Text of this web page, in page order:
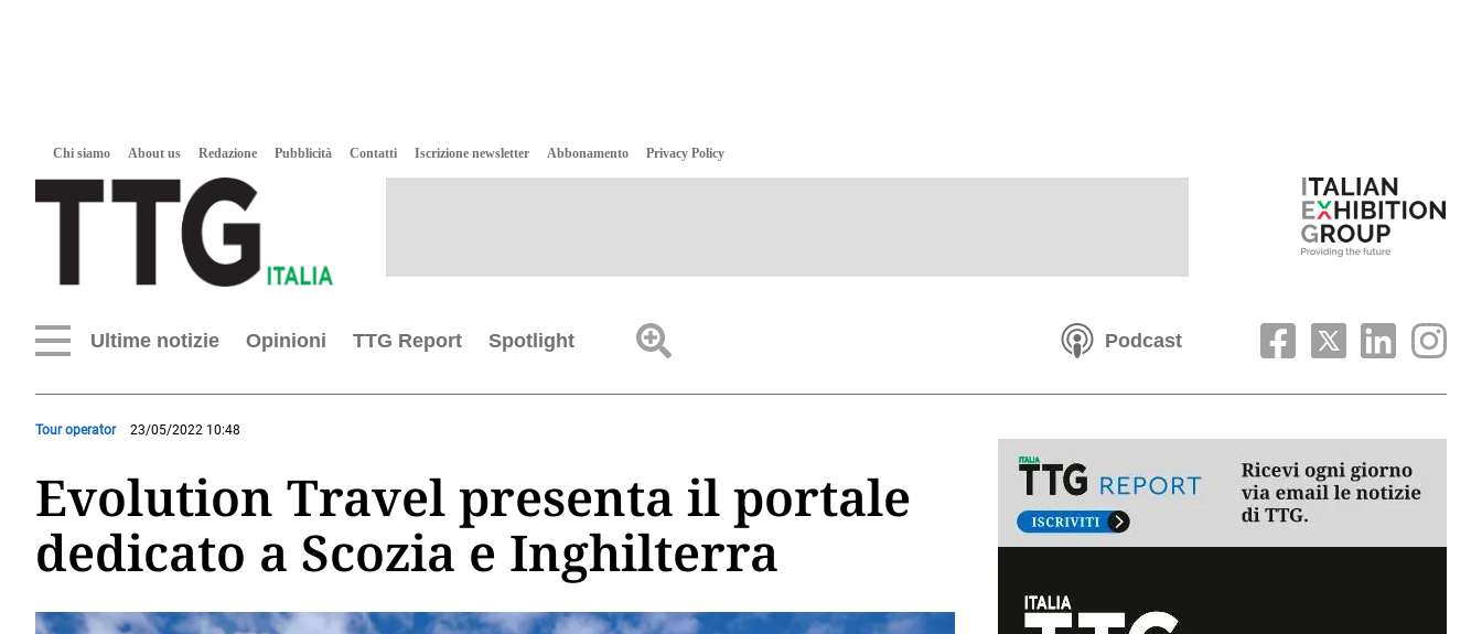
Chi siamo About us Redazione Pubblicità Contatti Iscrizione newsletter Abbonamento Privacy Policy
Ultime notizie Opinioni TTG Report Spotlight Podcast
Tour operator 23/05/2022 10:48
Evolution Travel presenta il portale
dedicato a Scozia e Inghilterra